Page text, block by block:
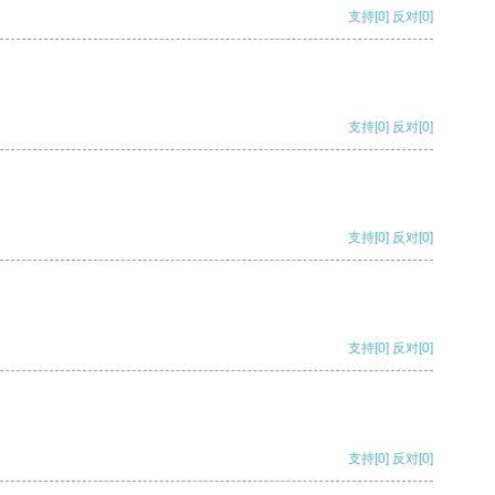
支持[0] 反对[0]
支持[0] 反对[0]
支持[0] 反对[0]
支持[0] 反对[0]
支持[0] 反对[0]